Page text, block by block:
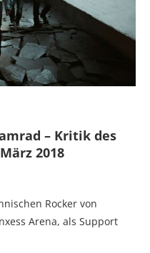
– Kritik des
2018
Rocker von
Arena, als Support